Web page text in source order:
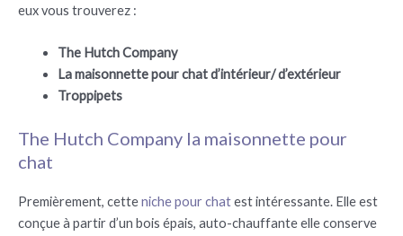
eux vous trouverez :
The Hutch Company
La maisonnette pour chat d’intérieur/ d’extérieur
Troppipets
The Hutch Company la maisonnette pour
chat
Premièrement, cetteniche pour chatest intéressante. Elle est
conçue à partir d’un bois épais, auto-chauffante elle conserve